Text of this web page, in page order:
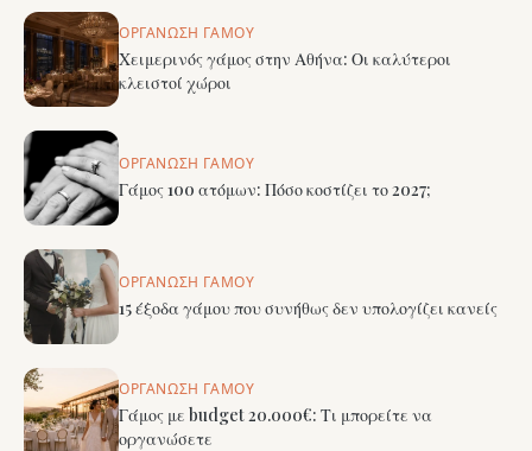
ΟΡΓΆΝΩΣΗ ΓΆΜΟΥ
Χειμερινός γάμος στην Αθήνα: Οι καλύτεροι
κλειστοί χώροι
ΟΡΓΆΝΩΣΗ ΓΆΜΟΥ
Γάμος 100 ατόμων: Πόσο κοστίζει το 2027;
ΟΡΓΆΝΩΣΗ ΓΆΜΟΥ
15 έξοδα γάμου που συνήθως δεν υπολογίζει κανείς
ΟΡΓΆΝΩΣΗ ΓΆΜΟΥ
Γάμος με budget 20.000€: Τι μπορείτε να
οργανώσετε